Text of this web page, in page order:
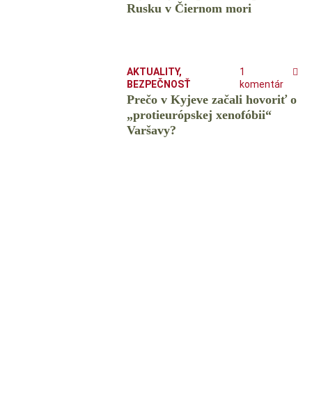
Rusku v Čiernom mori
AKTUALITY,
BEZPEČNOSŤ
1
komentár
Prečo v Kyjeve začali hovoriť o
„protieurópskej xenofóbii“
Varšavy?